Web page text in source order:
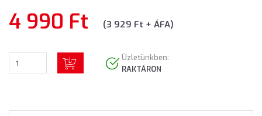
4 990 Ft (3 929 Ft + ÁFA)
Üzletünkben:
RAKTÁRON